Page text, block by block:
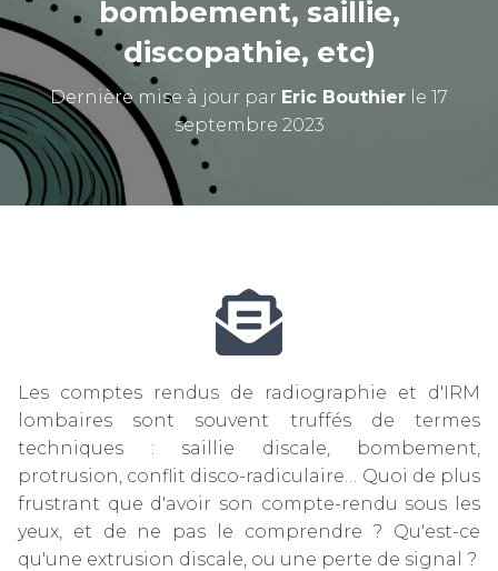
bombement, saillie,
discopathie, etc)
Dernière mise à jour par Eric Bouthier le 17
septembre 2023
Les comptes rendus de radiographie et d'IRM
lombaires sont souvent truffés de termes
techniques : saillie discale, bombement,
protrusion, conflit disco-radiculaire… Quoi de plus
frustrant que d'avoir son compte-rendu sous les
yeux, et de ne pas le comprendre ? Qu'est-ce
qu'une extrusion discale, ou une perte de signal ?